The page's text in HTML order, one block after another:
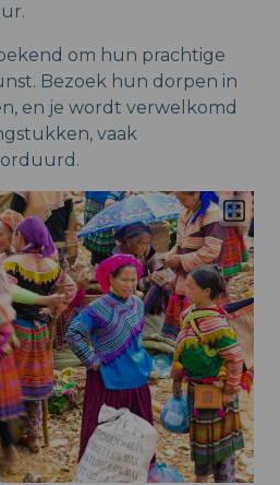
om hun prachtige
Bezoek hun dorpen in
en je wordt verwelkomd
vaak